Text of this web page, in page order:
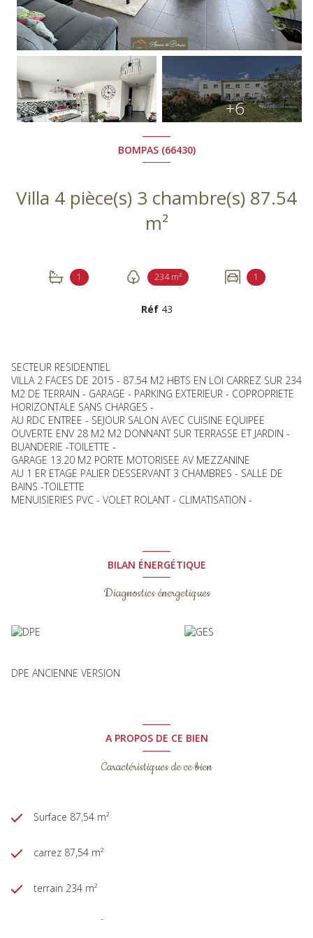
+6
BOMPAS (66430)
Villa 4 pièce(s) 3 chambre(s) 87.54
m²
1 234 m² 1
Réf 43
SECTEUR RESIDENTIEL
VILLA 2 FACES DE 2015 - 87.54 M2 HBTS EN LOI CARREZ SUR 234
M2 DE TERRAIN - GARAGE - PARKING EXTERIEUR - COPROPRIETE
HORIZONTALE SANS CHARGES -
AU RDC ENTREE - SEJOUR SALON AVEC CUISINE EQUIPEE
OUVERTE ENV 28 M2 M2 DONNANT SUR TERRASSE ET JARDIN -
BUANDERIE -TOILETTE -
GARAGE 13.20 M2 PORTE MOTORISEE AV MEZZANINE
AU 1 ER ETAGE PALIER DESSERVANT 3 CHAMBRES - SALLE DE
BAINS -TOILETTE
MENUISIERIES PVC - VOLET ROLANT - CLIMATISATION -
BILAN ÉNERGÉTIQUE
Diagnostics énergetiques
DPE ANCIENNE VERSION
A PROPOS DE CE BIEN
Caractéristiques de ce bien
Surface 87,54 m²
carrez 87,54 m²
terrain 234 m²
séjour 26,62 m²